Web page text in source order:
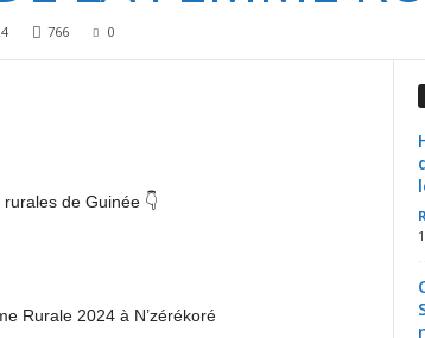
766 0
de Guinée 👇
Rurale 2024à N’zérékoré